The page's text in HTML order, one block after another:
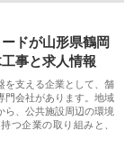
ドが山形県鶴岡
事と求人情報
を支える企業として、舗
門会社があります。地域
ら、公共施設周辺の環境
つ企業の取り組みと、